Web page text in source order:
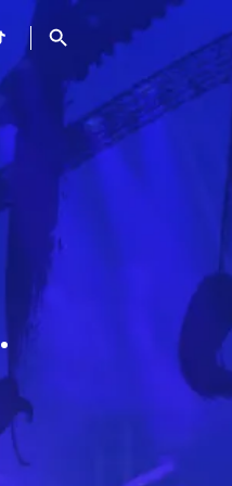
Procurar
•